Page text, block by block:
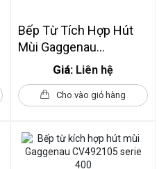
Bếp Từ Tích Hợp Hút
Mùi Gaggenau
CV282101
Giá: Liên hệ
Cho vào giỏ hàng